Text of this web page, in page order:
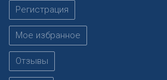
Регистрация
Мое избранное
Отзывы